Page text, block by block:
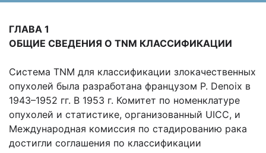
ГЛАВА 1
ОБЩИЕ СВЕДЕНИЯ О TNM КЛАССИФИКАЦИИ
Система TNM для классификации злокачественных
опухолей была разработана французом Р. Denoix в
1943–1952 гг. В 1953 г. Комитет по номенклатуре
опухолей и статистике, организованный UICC, и
Международная комиссия по стадированию рака
достигли соглашения по классификации